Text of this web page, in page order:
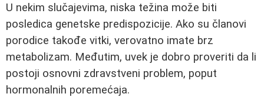
U nekim slučajevima, niska težina može biti
posledica genetske predispozicije. Ako su članovi
porodice takođe vitki, verovatno imate brz
metabolizam. Međutim, uvek je dobro proveriti da li
postoji osnovni zdravstveni problem, poput
hormonalnih poremećaja.